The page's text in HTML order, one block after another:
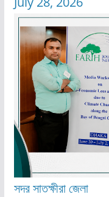
সদরসাতক্ষীরা জেলা